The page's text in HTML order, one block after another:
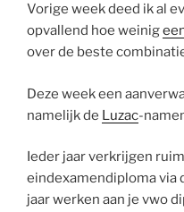
Vorige week deed ik al
opvallend hoe weinig
over de beste
Deze week een
namelijk de Luzac-
Ieder jaar verkrijgen
eindexamendiploma via
jaar werken aan je vwo